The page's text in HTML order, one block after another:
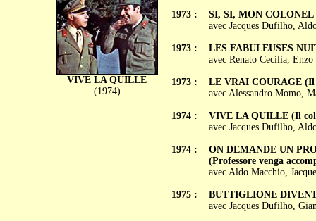
VIVE LA QUILLE
(1974)
1973 :
1973 :
1973 :
1974 :
1974 :
1975 :
SI, SI, MON COLONEL
avec Jacques Dufilho,
LES FABULEUSES
avec Renato Cecilia,
LE VRAI COURAGE (Il
avec Alessandro Momo,
VIVE LA QUILLE (Il
avec Jacques Dufilho,
ON DEMANDE UN
(Professore venga
avec Aldo Macchio,
BUTTIGLIONE
avec Jacques Dufilho,